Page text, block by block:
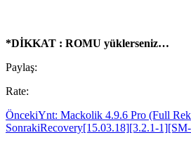
*DİKKAT : ROMU yüklerseniz…
Paylaş:
Rate:
ÖncekiYnt: Mackolik 4.9.6 Pro (Full
SonrakiRecovery[15.03.18][3.2.1-